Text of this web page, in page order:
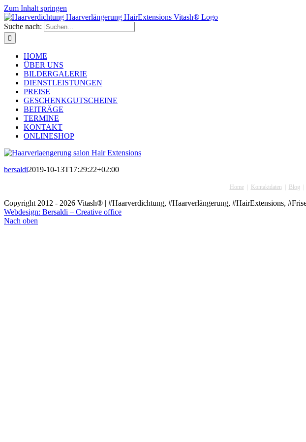
Zum Inhalt springen
Suche nach:
HOME
ÜBER UNS
BILDERGALERIE
DIENSTLEISTUNGEN
PREISE
GESCHENKGUTSCHEINE
BEITRÄGE
TERMINE
KONTAKT
ONLINESHOP
bersaldi2019-10-13T17:29:22+02:00
Home Kontaktdaten Blog
Copyright 2012 - 2026 Vitash® | #Haarverdichtung, #Haarverlängerung, #HairExtensions,
Webdesign: Bersaldi – Creative office
Nach oben